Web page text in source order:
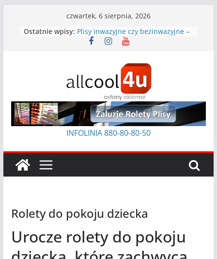
czwartek, 6 sierpnia, 2026
Ostatnie wpisy:
Rolety na skośne okna: praktyczny
poradnik
Plisy inwazyjne czy bezinwazyjne –
Czym usunąć klej po taśmie z ramy
okiennej
Jak prać rolety rzymskie?
INFOLINIA 880-80-80-50
Rolety do pokoju dziecka
Urocze rolety do pokoju